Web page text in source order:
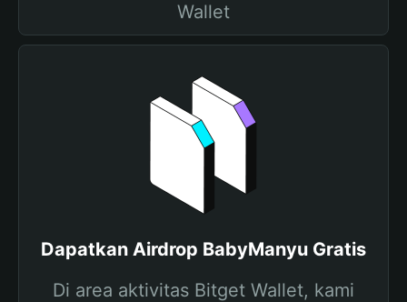
Wallet
Dapatkan Airdrop BabyManyu Gratis
Di area aktivitas Bitget Wallet, kami